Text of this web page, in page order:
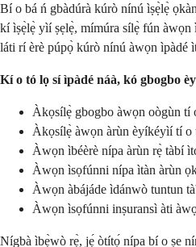
Bí o bá ń gbàdúrà kúrò nínú ìṣẹ̀lẹ̀
kí ìṣẹ̀lẹ̀ yìí ṣẹlẹ̀, mímúra sílẹ̀ fún
láti rí èrè púpọ̀ kúrò nínú àwọn ìpàdé
Kí o tó lọ sí ìpàdé náà, kó gbogbo
Àkọsílẹ̀ gbogbo àwọn oògùn
Àkọsílẹ̀ àwọn àrùn èyíkéyìí tí o
Àwọn ìbéèrè nípa àrùn rẹ̀ tàbí
Àwọn ìsọfúnni nípa ìtàn àrùn
Àwọn àbájáde ìdánwò tuntun
Àwọn ìsọfúnni inṣuransì àti
Nígbà ìbẹ̀wò rẹ̀, jẹ́ òtítọ́ nípa bí o ṣe